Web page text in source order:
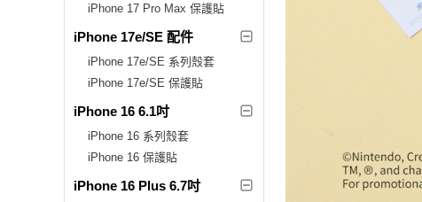
iPhone 17 Pro Max 保護貼
iPhone 17e/SE 配件
iPhone 17e/SE 系列殼套
iPhone 17e/SE 保護貼
iPhone 16 6.1吋
iPhone 16 系列殼套
iPhone 16 保護貼
iPhone 16 Plus 6.7吋